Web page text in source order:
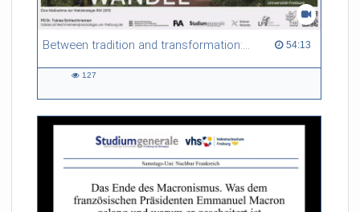
Between tradition and transformation: how owners, advisers and institutions co-create knowledge for resilient forests in Europe 54:13
54:13 duration
127